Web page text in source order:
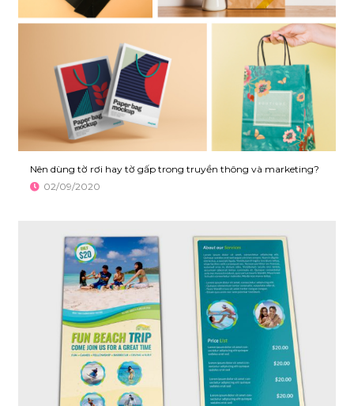
Nên dùng tờ rơi hay tờ gấp trong truyền thông và marketing?
02/09/2020